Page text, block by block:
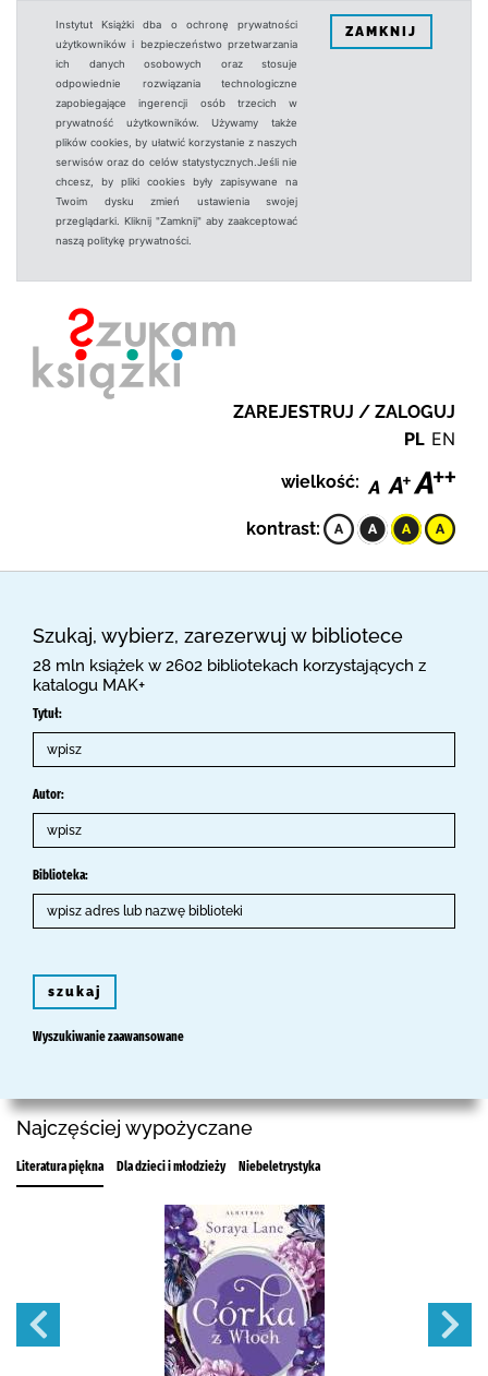
Instytut Książki dba o ochronę prywatności
użytkowników i bezpieczeństwo przetwarzania
ich danych osobowych oraz stosuje
odpowiednie rozwiązania technologiczne
zapobiegające ingerencji osób trzecich w
prywatność użytkowników. Używamy także
plików cookies, by ułatwić korzystanie z naszych
serwisów oraz do celów statystycznych.Jeśli nie
chcesz, by pliki cookies były zapisywane na
Twoim dysku zmień ustawienia swojej
przeglądarki. Kliknij "Zamknij" aby zaakceptować
naszą politykę prywatności.
ZAMKNIJ
ZAREJESTRUJ / ZALOGUJ
PL EN
wielkość:
kontrast:
Szukaj, wybierz, zarezerwuj w bibliotece
28 mln książek w 2602 bibliotekach korzystających z
katalogu MAK+
Tytuł:
Autor:
Biblioteka:
szukaj
Wyszukiwanie zaawansowane
Najczęściej wypożyczane
Literatura piękna Dla dzieci i młodzieży Niebeletrystyka